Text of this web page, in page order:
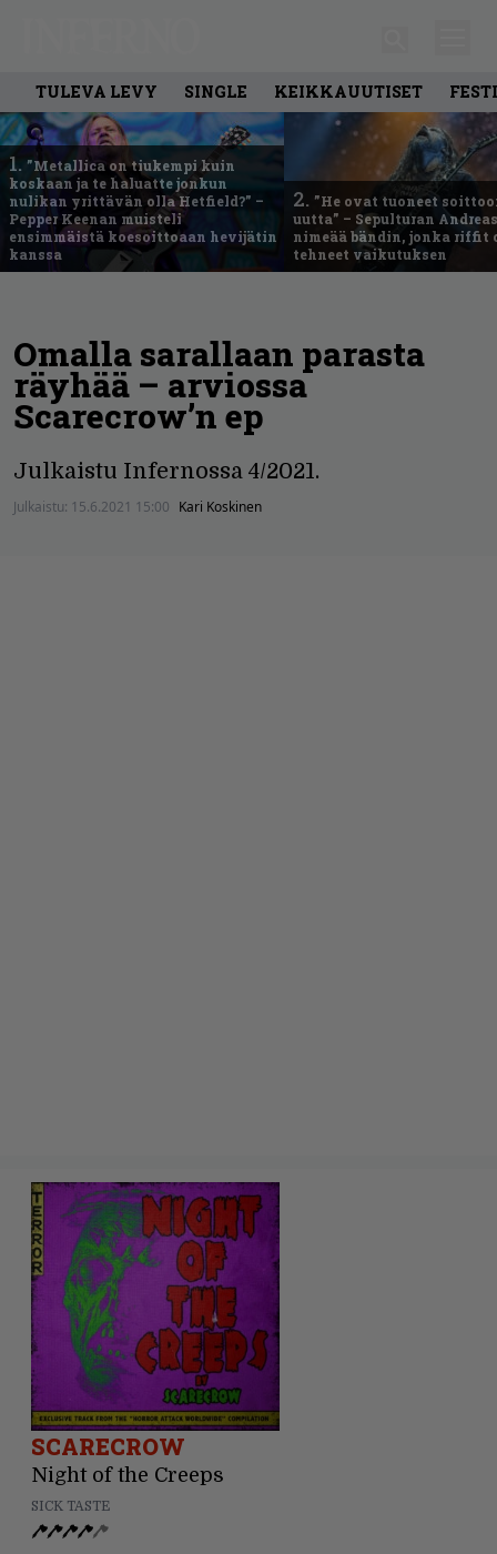
TULEVA LEVY SINGLE KEIKKAUUTISET
1. ”Metallica on tiukempi kuin
koskaan ja te haluatte jonkun
nulikan yrittävän olla Hetfield?” –
Pepper Keenan muisteli
ensimmäistä koesoittoaan hevijätin
kanssa
2. ”He ovat tuoneet
uutta” – Sepulturan
nimeää bändin, jonka riffit
tehneet vaikutuksen
Omalla sarallaan parasta
räyhää – arviossa
Scarecrow’n ep
Julkaistu Infernossa 4/2021.
Julkaistu: 15.6.2021 15:00 Kari Koskinen
SCARECROW
Night of the Creeps
SICK TASTE